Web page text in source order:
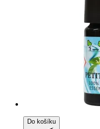
Do košíku